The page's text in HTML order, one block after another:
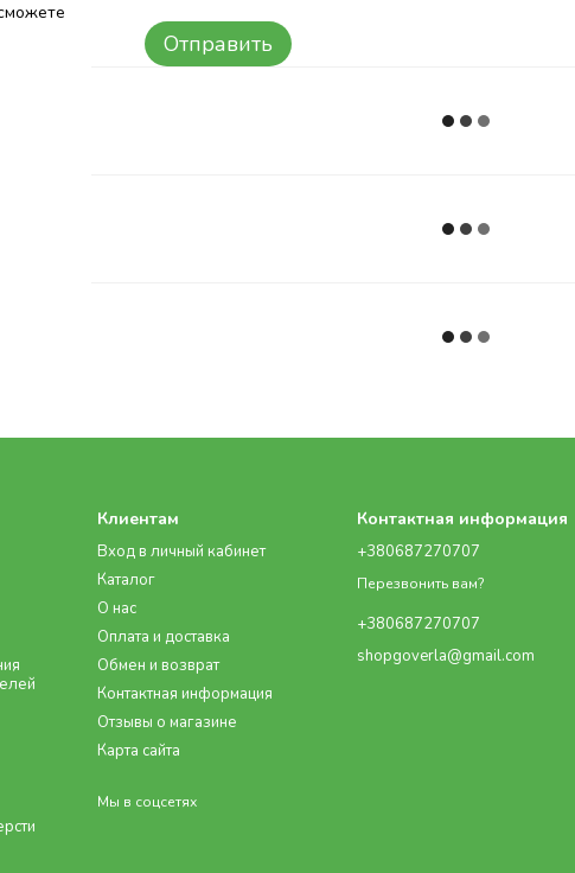
Отправить
Клиентам
Вход в личный кабинет
Каталог
О нас
Оплата и доставка
Обмен и возврат
Контактная информация
Отзывы о магазине
Карта сайта
Мы в соцсетях
Контактная информация
+380687270707
Перезвонить вам?
+380687270707
shopgoverla@gmail.com